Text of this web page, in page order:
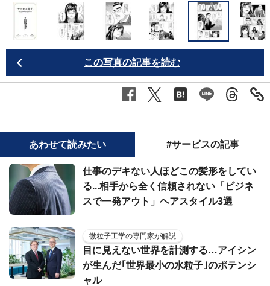
この写真の記事を読む
あわせて読みたい #サービスの記事
仕事のデキない人ほどこの髪形をしてい
る...相手から全く信頼されない「ビジネ
スで一発アウト」ヘアスタイル3選
微粒子工学の専門家が解説
目に見えない世界を計測する…アイシン
が生んだ｢世界最小の水粒子｣のポテンシ
ャル